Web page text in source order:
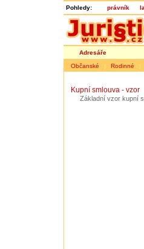
Pohledy: právník
Adresáře
Občanské | Rodinné |
Kupní smlouva - vzor
Základní vzor kupní